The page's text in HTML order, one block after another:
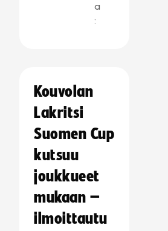
a
:
Kouvolan
Lakritsi
Suomen Cup
kutsuu
joukkueet
mukaan –
ilmoittautu